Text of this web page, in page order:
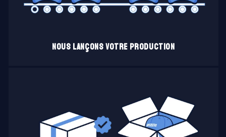
Nous lançons votre production